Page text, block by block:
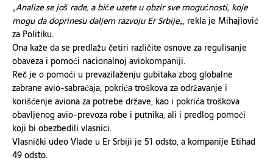
„Analize se još rade, a biće uzete u obzir sve mogućnosti, koje
mogu da doprinesu daljem razvoju Er Srbije„, rekla je Mihajlović
za Politiku.
Ona kaže da se predlažu četiri različite osnove za regulisanje
obaveza i pomoći nacionalnoj aviokompaniji.
Reč je o pomoći u prevazilaženju gubitaka zbog globalne
zabrane avio-sabraćaja, pokrića troškova za održavanje i
korišćenje aviona za potrebe države, kao i pokrića troškova
obavljenog avio-prevoza robe i putnika, ali i predlog pomoći
koji bi obezbedili vlasnici.
Vlasnički udeo Vlade u Er Srbiji je 51 odsto, a kompanije Etihad
49 odsto.